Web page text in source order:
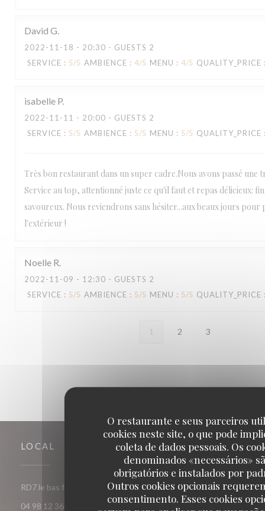
O restaurante e seus parceiros
cookies neste site, o que pode
coleta de dados pessoais. Os
denominados «necessários»
obrigatórios e instalados por
Outros cookies opcionais
consentimento. Esses cookies
David G
2022-11-18 - 20:30 - GUESTS 2
SERVICE : 5/5 AMBIENCE : 4/5 MENU : 4/5 QUALITY_PRICE
isabelle P
2022-11-11 - 20:00 - GUESTS 2
SERVICE : 5/5 AMBIENCE : 5/5 MENU : 5/5 QUALITY_PRICE
Très bon restaurant dans un super cadre.Nous avons passé une
Service au top, attentionné juste ce qu'il faut et repas délicieux:
savoureux. Nous reviendrons sans hésiter...aux beaux jours
l'extérieur !
Noelle R
2022-11-09 - 12:30 - GUESTS 2
SERVICE : 5/5 AMBIENCE : 5/5 MENU : 5/5 QUALITY_PRICE
1 2 3
LOCAL
RD7 le bas fournel 83520 Roquebrune-sur-Argens((abre numa
04 98 12 36 31